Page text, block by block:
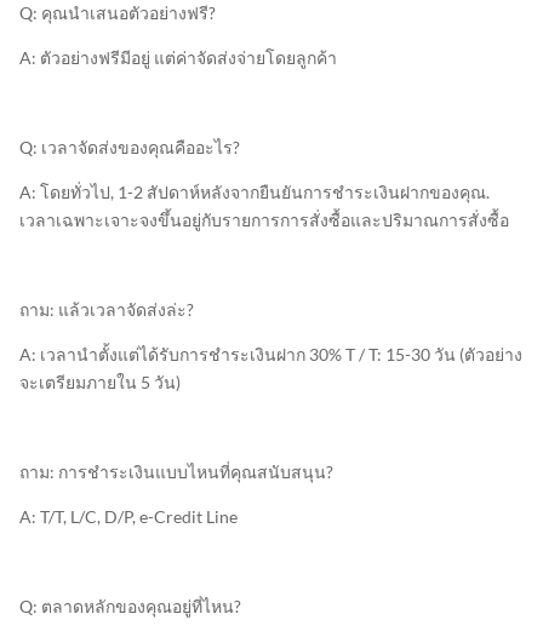
Q: คุณนําเสนอตัวอย่างฟรี?
A: ตัวอย่างฟรีมีอยู่ แต่ค่าจัดส่งจ่ายโดยลูกค้า
Q: เวลาจัดส่งของคุณคืออะไร?
A: โดยทั่วไป, 1-2 สัปดาห์หลังจากยืนยันการชําระเงินฝากของคุณ.
เวลาเฉพาะเจาะจงขึ้นอยู่กับรายการการสั่งซื้อและปริมาณการสั่งซื้อ
ถาม: แล้วเวลาจัดส่งล่ะ?
A: เวลานําตั้งแต่ได้รับการชําระเงินฝาก 30% T / T: 15-30 วัน (ตัวอย่าง
จะเตรียมภายใน 5 วัน)
ถาม: การชําระเงินแบบไหนที่คุณสนับสนุน?
A: T/T, L/C, D/P, e-Credit Line
Q: ตลาดหลักของคุณอยู่ที่ไหน?